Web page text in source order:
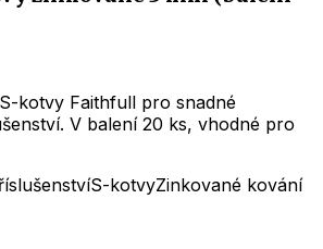
kotvy Faithfull pro snadné
V balení 20 ks, vhodné pro
S-kotvyZinkované kování